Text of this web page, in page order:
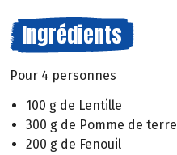
Ingrédients
Pour 4 personnes
100 g de Lentille
300 g de Pomme de terre
200 g de Fenouil